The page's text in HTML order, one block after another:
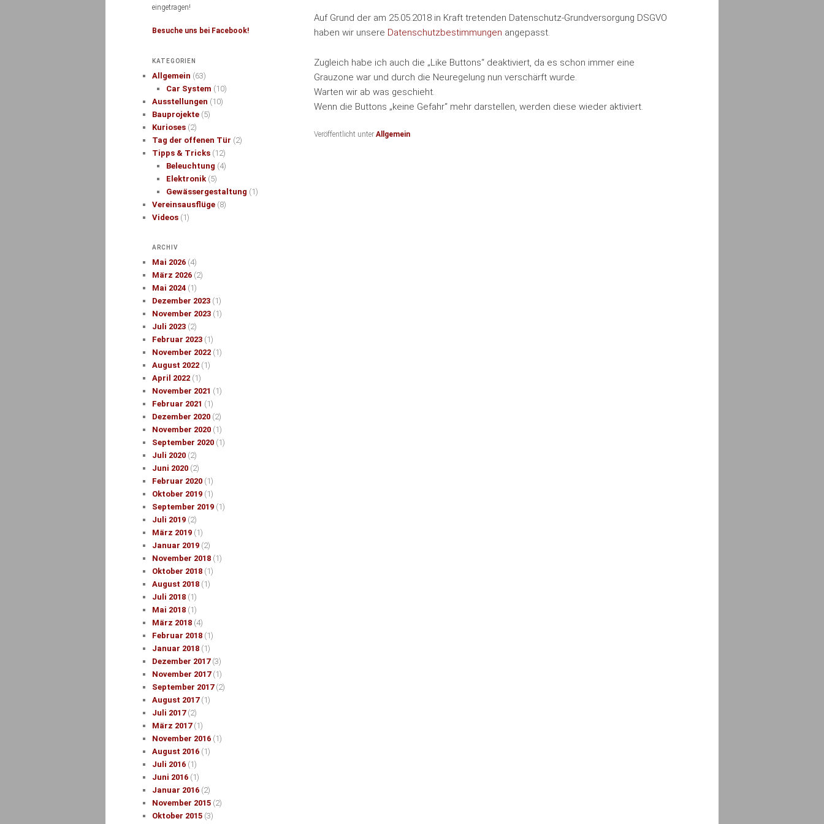
Auf Grund der am 25.05.2018 in Kraft tretenden Datenschutz-Grundversorgung DSGVO
haben wir unsere Datenschutzbestimmungen angepasst.
Zugleich habe ich auch die „Like Buttons“ deaktiviert, da es schon immer eine
Grauzone war und durch die Neuregelung nun verschärft wurde.
Warten wir ab was geschieht.
Wenn die Buttons „keine Gefahr“ mehr darstellen, werden diese wieder aktiviert.
Veröffentlicht unter Allgemein
eingetragen!
Besuche uns bei Facebook!
KATEGORIEN
Allgemein (63)
Car System (10)
Ausstellungen (10)
Bauprojekte (5)
Kurioses (2)
Tag der offenen Tür (2)
Tipps & Tricks (12)
Beleuchtung (4)
Elektronik(5)
Gewässergestaltung (1)
Vereinsausflüge (8)
Videos (1)
ARCHIV
Mai 2026 (4)
März 2026 (2)
Mai 2024 (1)
Dezember 2023 (1)
November 2023 (1)
Juli 2023 (2)
Februar 2023 (1)
November 2022 (1)
August 2022 (1)
April 2022 (1)
November 2021 (1)
Februar 2021 (1)
Dezember 2020 (2)
November 2020 (1)
September 2020 (1)
Juli 2020 (2)
Juni 2020 (2)
Februar 2020 (1)
Oktober 2019 (1)
September 2019 (1)
Juli 2019 (2)
März 2019 (1)
Januar 2019 (2)
November 2018 (1)
Oktober 2018 (1)
August 2018 (1)
Juli 2018 (1)
Mai 2018 (1)
März 2018 (4)
Februar 2018 (1)
Januar 2018 (1)
Dezember 2017(3)
November 2017(1)
September 2017(2)
August 2017(1)
Juli 2017(2)
März 2017(1)
November 2016 (1)
August 2016 (1)
Juli 2016 (1)
Juni 2016 (1)
Januar 2016 (2)
November 2015 (2)
Oktober 2015 (3)